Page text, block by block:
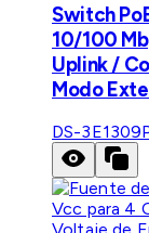
Switch
10/100
Uplink /
Modo
DS-